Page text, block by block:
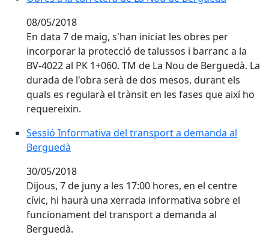
08/05/2018
En data 7 de maig, s'han iniciat les obres per
incorporar la protecció de talussos i barranc a la
BV-4022 al PK 1+060. TM de La Nou de Berguedà. La
durada de l'obra serà de dos mesos, durant els
quals es regularà el trànsit en les fases que així ho
requereixin.
Sessió Informativa del transport a demanda al
Berguedà
30/05/2018
Dijous, 7 de juny a les 17:00 hores, en el centre
cívic, hi haurà una xerrada informativa sobre el
funcionament del transport a demanda al
Berguedà.